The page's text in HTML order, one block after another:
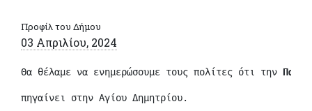
Προφίλ του Δήμου
03 Απριλίου, 2024
Θα θέλαμε να ενημερώσουμε τους πολίτες ότι την
πηγαίνει στην Αγίου Δημητρίου.